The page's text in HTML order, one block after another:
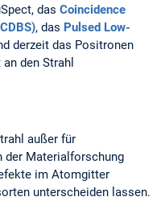
das Coincidence
, das Pulsed Low-
derzeit das Positronen
den Strahl
außer für
der Materialforschung
im Atomgitter
unterscheiden lassen.